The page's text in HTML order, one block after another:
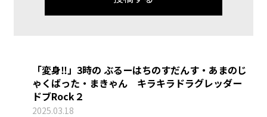
「変身‼️」3時の ぶるーはちのすだんす・あまのじ
ゃくばった・まきゃん キラキラドラグレッダー
ドブRock２
2025.03.18